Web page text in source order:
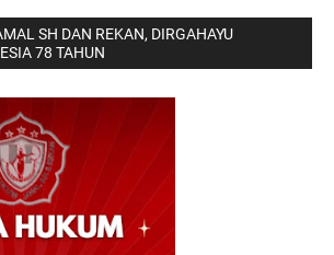
SH DAN REKAN, DIRGAHAYU
78 TAHUN